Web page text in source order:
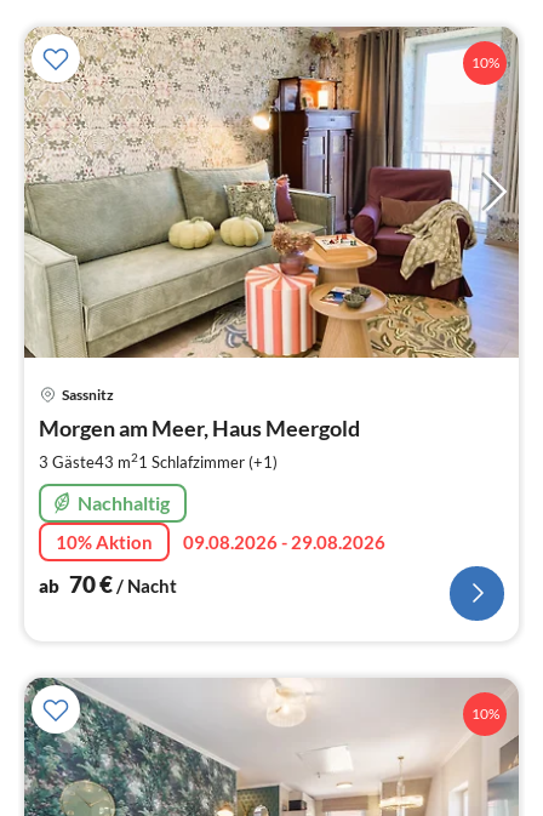
10%
Sassnitz
Morgen am Meer, Haus Meergold
3 Gäste43 m21 Schlafzimmer (+1)
Nachhaltig
10% Aktion
09.08.2026 - 29.08.2026
ab 70€/ Nacht
10%